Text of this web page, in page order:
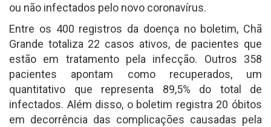
ou não infectados pelo novo coronavírus.
Entre os 400 registros da doença no boletim, Chã
Grande totaliza 22 casos ativos, de pacientes que
estão em tratamento pela infecção. Outros 358
pacientes apontam como recuperados, um
quantitativo que representa 89,5% do total de
infectados. Além disso, o boletim registra 20 óbitos
em decorrência das complicações causadas pela